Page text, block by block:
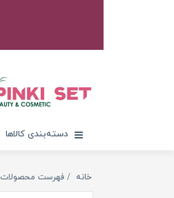
دسته‌بندی کالاها
خانه فهرست محصولات